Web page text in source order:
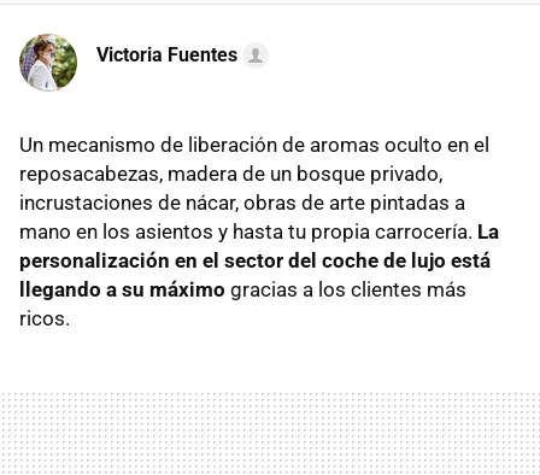
Victoria Fuentes
Un mecanismo de liberación de aromas oculto en el
reposacabezas, madera de un bosque privado,
incrustaciones de nácar, obras de arte pintadas a
mano en los asientos y hasta tu propia carrocería. La
personalización en el sector del coche de lujo está
llegando a su máximo gracias a los clientes más
ricos.